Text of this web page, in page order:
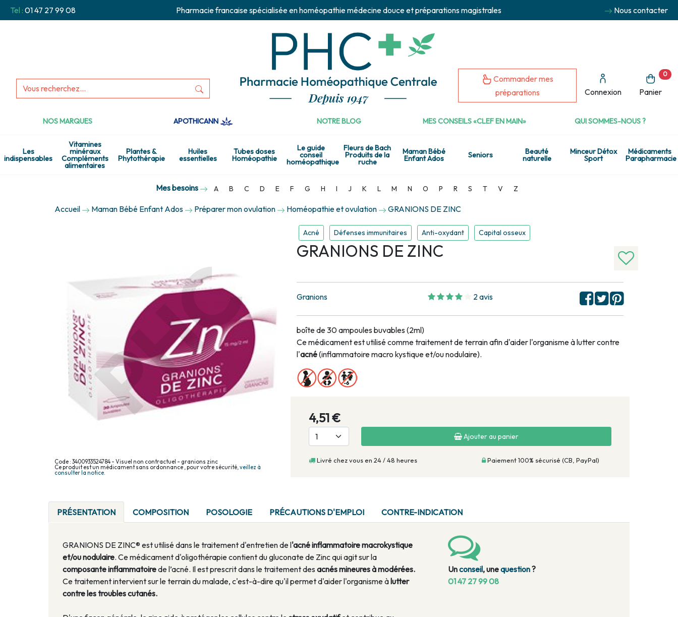
Tel : 01 47 27 99 08 Pharmacie francaise spécialisée en homéopathie médecine douce et préparations magistrales Nous contacter
Commander mes
préparations
Connexion Panier
0
NOS MARQUES APOTHICANN NOTRE BLOG MES CONSEILS «CLEF EN MAIN» QUI SOMMES-NOUS ?
Les
indispensables
Vitamines
minéraux
Compléments
alimentaires
Plantes &
Phytothérapie
Huiles
essentielles
Tubes doses
Homéopathie
Le guide
conseil
homéopathique
Fleurs de Bach
Produits de la
ruche
Maman Bébé
Enfant Ados Seniors Beauté
naturelle
Minceur Détox
Sport
Médicaments
Parapharmacie
Mes besoins A B C D E F G H I J K L M N O P R S T V Z
Accueil Maman Bébé Enfant Ados Préparer mon ovulation Homéopathie et ovulation GRANIONS DE ZINC
Code : 3400933524784 - Visuel non contractuel - granions zinc
Ce produit est un médicament sans ordonnance , pour votre sécurité,veillez à
consulter la notice.
Acné Défenses immunitaires Anti-oxydant Capital osseux
GRANIONS DE ZINC
Granions 2 avis
boîte de 30 ampoules buvables (2ml)
Ce médicament est utilisé comme traitement de terrain afin d'aider l'organisme à lutter contre
l'acné(inflammatoire macro kystique et/ou nodulaire).
4,51 €
Ajouter au panier
Livré chez vous en 24 / 48 heures Paiement 100% sécurisé (CB, PayPal)
PRÉSENTATION COMPOSITION POSOLOGIE PRÉCAUTIONS D'EMPLOI CONTRE-INDICATION
GRANIONS DE ZINC® est utilisé dans le traitement d'entretien de l'acné inflammatoire macrokystique
et/ou nodulaire. Ce médicament d'oligothérapie contient du gluconate de Zinc qui agit sur la
composante inflammatoirede l’acné. Il est prescrit dans le traitement des acnés mineures à modérées.
Ce traitement intervient sur le terrain du malade, c'est-à-dire qu'il permet d'aider l'organisme àlutter
contre les troubles cutanés.
Unconseil, unequestion?
01 47 27 99 08